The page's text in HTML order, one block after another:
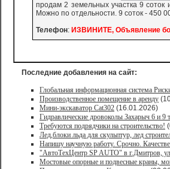
продам 2 земельных участка 9
Можно по отдельности. 9 соток - 450
Телефон: ИЗВИНИТЕ, Объявление
Последние добавления на сайт:
Глобальная информационная система
Производственное помещение в аренду
Мини-экскаватор Cat302 (16.01.2026)
Гидравлические дровоколы Захарыч 6 и 9
Требуются подрядчики на строительство!
Лед,блоки льда для скульптур, лед
Напишу научную работу. Срочно.
"АвтоТехЦентр SP AUTO" в г.Дмитров,
Мостовые опорные и подвесные краны,